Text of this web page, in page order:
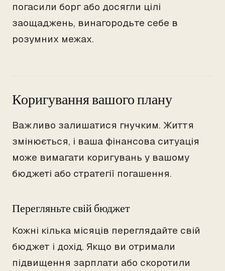
погасили борг або досягли цілі
заощаджень, винагородьте себе в
розумних межах.
Коригування вашого плану
Важливо залишатися гнучким. Життя
змінюється, і ваша фінансова ситуація
може вимагати коригувань у вашому
бюджеті або стратегії погашення.
Перегляньте свій бюджет
Кожні кілька місяців переглядайте свій
бюджет і дохід. Якщо ви отримали
підвищення зарплати або скоротили